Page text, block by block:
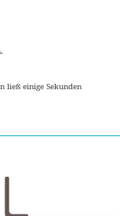
ließ einige Sekunden